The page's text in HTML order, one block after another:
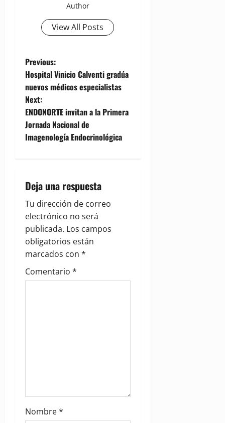
Author
View All Posts
P
o
s
t
v
i
g
a
t
Previous:
Hospital Vinicio Calventi gradúa
nuevos médicos especialistas
Next:
ENDONORTE invitan a la Primera
Jornada Nacional de
Imagenología Endocrinológica
Deja una respuesta
Tu dirección de correo
electrónico no será
publicada. Los campos
obligatorios están
marcados con *
Comentario *
Nombre*